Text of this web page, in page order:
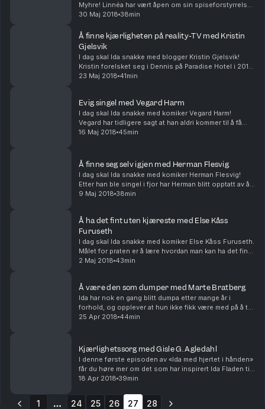
Myhre! Linnéa har vært åpen om sin spiseforstyrrelse,
men i dag skal hun også snakke om noe hun ikke har
30 Maj 2018 38min
Å finne kjærligheten på reality-TV med Kristin
Gjelsvik
I dag skal Ida snakke med blogger Kristin Gjelsvik!
Kristin forelsket seg i Dennis på Paradise Hotel i 2012,
og nå er de forlovet. Hvordan er det å finne
23 Maj 2018 41min
Evig singel med Vegard Harm
I dag skal Ida snakke med komiker Vegard Harm!
Vegard har tidligere sagt at han aldri kommer til å få
seg en kjæreste, og dette skal det snakkes om i dag.
16 Maj 2018 45min
Å finne seg selv igjen med Herman Flesvig
I dag skal Ida snakke med komiker Herman Flesvig!
Etter han ble singel i fjor har Herman blitt opptatt av å
bli glad i seg selv igjen før han går inn i et nytt forhold,
9 Maj 2018 38min
Å ha det fint uten kjæreste med Else Kåss
Furuseth
I dag skal Ida snakke med komiker Else Kåss Furuseth.
Målet for praten er å lære hvordan man kan ha det fint
alene, noe Ida fortsatt sliter med etter bruddet for
2 Maj 2018 43min
Å være den som dumper med Marte Bratberg
Ida har nok en gang blitt dumpa etter mange år i
forhold, og opplever at hun ikke fikk være med på å ta
beslutningen om at forholdet var over. Men - hvordan
25 Apr 2018 44min
Kjærlighetssorg med Gisle G. Agledahl
I denne første episoden av «Ida med hjertet i hånden»
får du høre mer om det som har inspirert Ida Fladen til
å lage denne podkasten - et brudd som førte til en
18 Apr 2018 39min
1 24 25 26 27 28